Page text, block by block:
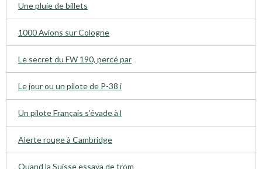
Une pluie de billets
1000 Avions sur Cologne
Le secret du FW 190, percé par
Le jour ou un pilote de P-38 i
Un pilote Français s’évade à l
Alerte rouge à Cambridge
Quand la Suisse essaya de trom